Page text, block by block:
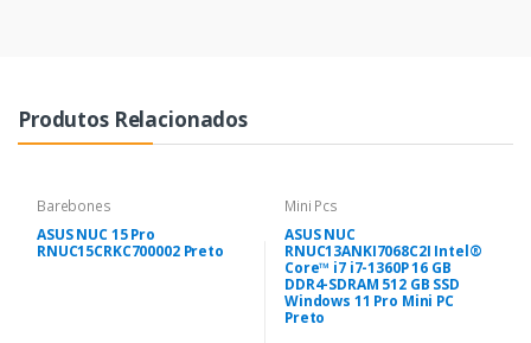
Produtos Relacionados
Barebones
ASUS NUC 15 Pro
RNUC15CRKC700002 Preto
Mini Pcs
ASUS NUC
RNUC13ANKI7068C2I Intel®
Core™ i7 i7-1360P 16 GB
DDR4-SDRAM 512 GB SSD
Windows 11 Pro Mini PC
Preto